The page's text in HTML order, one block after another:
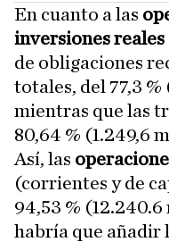
En cuanto a las
inversiones reales
de obligaciones
totales, del 77,3
mientras que las
80,64 % (1.249,6
Así, las
(corrientes y de
94,53 %
habría que añadir